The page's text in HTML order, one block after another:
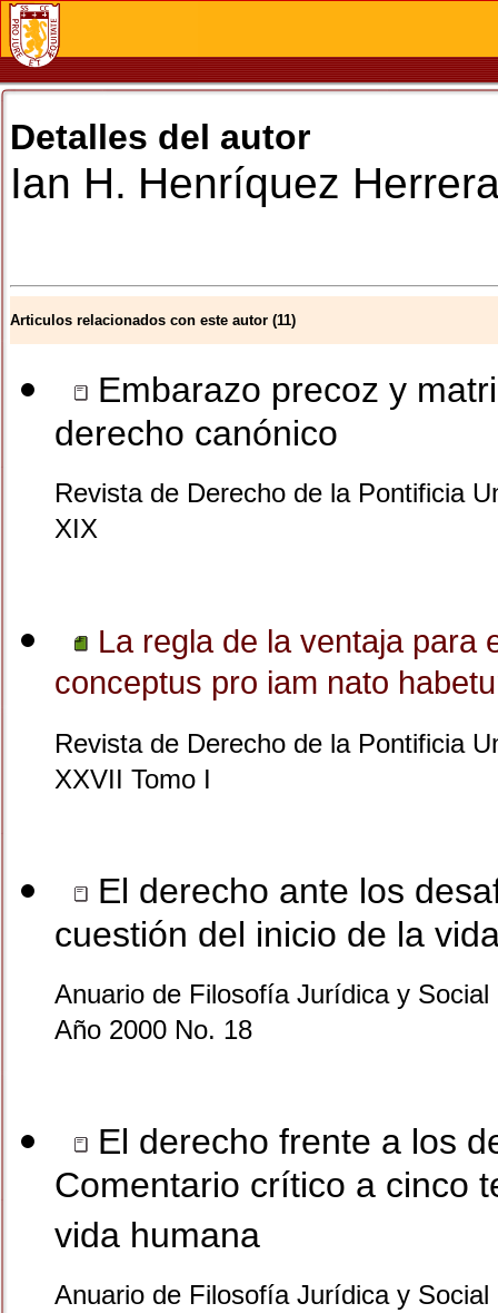
Detalles del autor
Ian H. Henríquez
Articulos relacionados con este autor (11)
Embarazo precoz y
derecho canónico
Revista de Derecho de la Pontificia
XIX
La regla de la ventaja para
conceptus pro iam nato
Revista de Derecho de la Pontificia
XXVII Tomo I
El derecho ante los
cuestión del inicio de la
Anuario de Filosofía Jurídica y
Año 2000 No. 18
El derecho frente a los
Comentario crítico a cinco
vida humana
Anuario de Filosofía Jurídica y